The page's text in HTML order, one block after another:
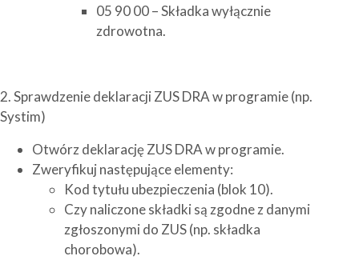
05 90 00 – Składka wyłącznie
zdrowotna.
2. Sprawdzenie deklaracji ZUS DRA w programie (np.
Systim)
Otwórz deklarację ZUS DRA w programie.
Zweryfikuj następujące elementy:
Kod tytułu ubezpieczenia (blok 10).
Czy naliczone składki są zgodne z danymi
zgłoszonymi do ZUS (np. składka
chorobowa).